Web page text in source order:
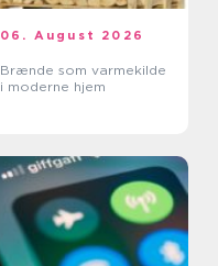
06. August 2026
Brænde som varmekilde
i moderne hjem